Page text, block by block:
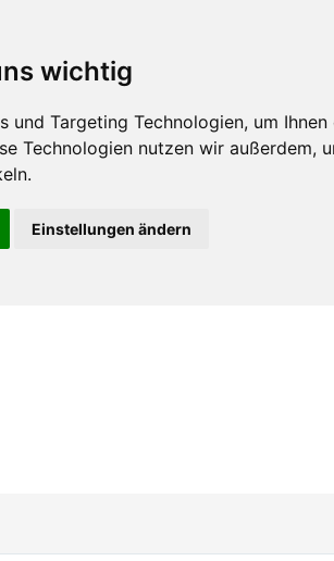
wichtig
und Targeting Technologien, um
Technologien nutzen wir
Einstellungen ändern
IT-NOTARIATE IT-MEDIZIN